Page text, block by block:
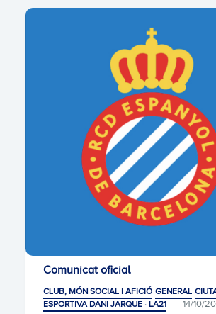
Comunicat oficial
CLUB, MÓN SOCIAL I AFICIÓ GENERAL
ESPORTIVA DANI JARQUE · LA21
14/10/